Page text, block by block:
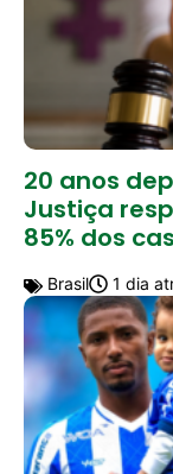
20 anos
Justiça
85% dos
Brasil 1 dia